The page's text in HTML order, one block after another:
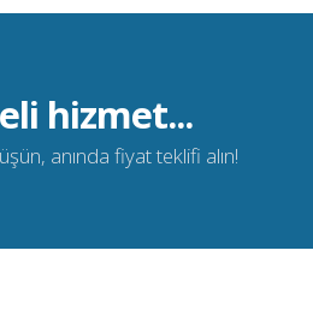
hizmet...
anında fiyat teklifi alın!